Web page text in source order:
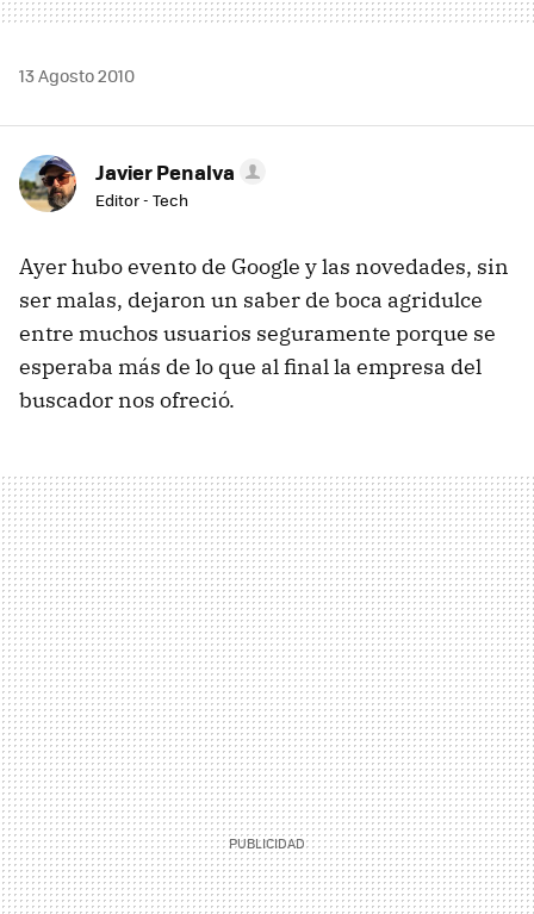
13 Agosto 2010
Javier Penalva
Editor - Tech
Ayer hubo evento de Google y las novedades, sin
ser malas, dejaron un saber de boca agridulce
entre muchos usuarios seguramente porque se
esperaba más de lo que al final la empresa del
buscador nos ofreció.